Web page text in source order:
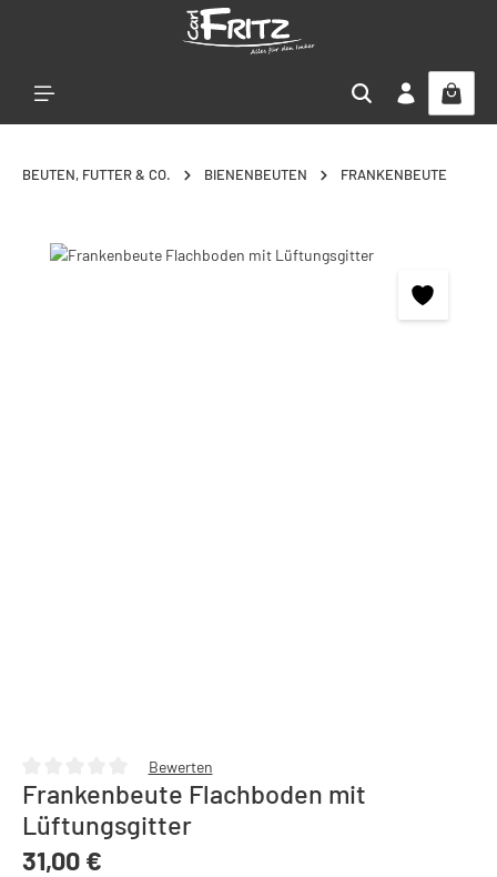
BEUTEN, FUTTER & CO. BIENENBEUTEN FRANKENBEUTE
Bildergalerie überspringen
Durchschnittliche Bewertung von 0 von 5 Sternen
Bewerten
Frankenbeute Flachboden mit
Lüftungsgitter
Regulärer Preis:
31,00 €